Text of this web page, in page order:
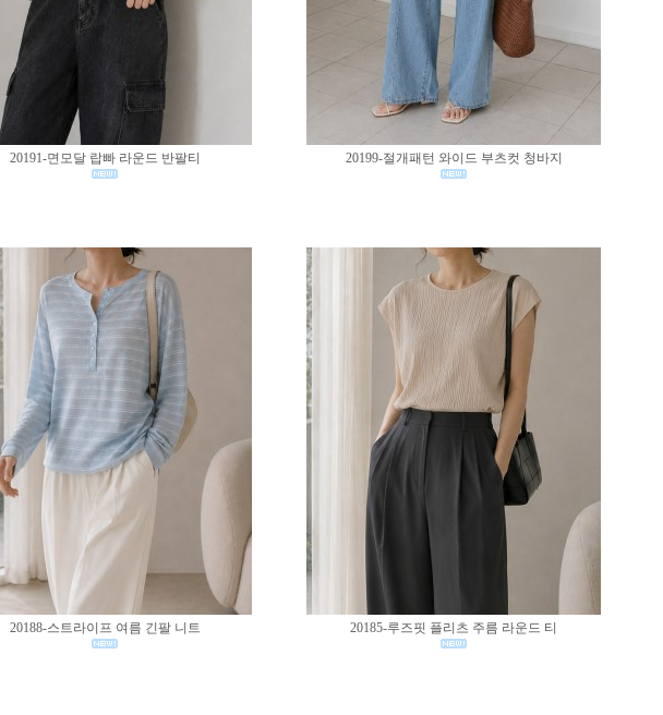
20191-면모달 랍빠 라운드 반팔티 20199-절개패턴 와이드 부츠컷 청바지
20188-스트라이프 여름 긴팔 니트 20185-루즈핏 플리츠 주름 라운드 티